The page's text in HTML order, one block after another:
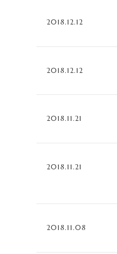
2018.12.12
2018.12.12
2018.11.21
2018.11.21
2018.11.08